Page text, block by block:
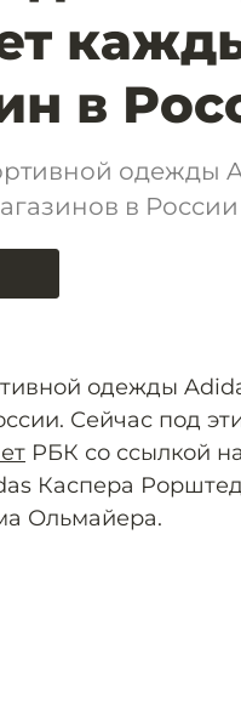
в
одежды
в России
одежды
Сейчас под
РБК со ссылкой
Каспера
Ольмайера.